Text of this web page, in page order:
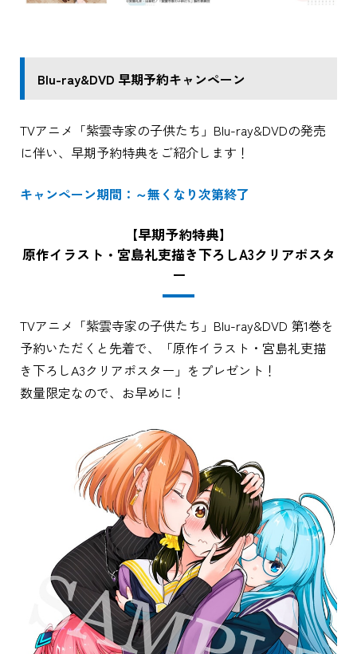
Blu-ray&DVD 早期予約キャンペーン
TVアニメ「紫雲寺家の子供たち」Blu-ray&DVDの発売
に伴い、早期予約特典をご紹介します！
キャンペーン期間：～無くなり次第終了
【早期予約特典】
原作イラスト・宮島礼吏描き下ろしA3クリアポスタ
ー
TVアニメ「紫雲寺家の子供たち」Blu-ray&DVD 第1巻を
予約いただくと先着で、「原作イラスト・宮島礼吏描
き下ろしA3クリアポスター」をプレゼント！
数量限定なので、お早めに！